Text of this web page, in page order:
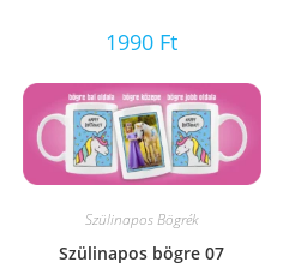
1990 Ft
Szülinapos Bögrék
Szülinapos bögre 07